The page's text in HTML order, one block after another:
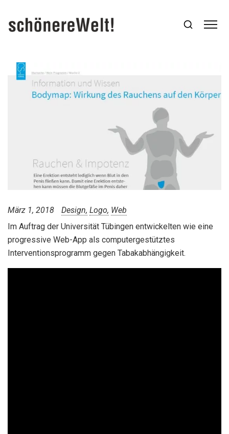
März 1, 2018 Design Logo Web
Im Auftrag der Universität Tübingen entwickelten wie eine
progressive Web-App als computergestütztes
Interventionsprogramm gegen Tabakabhängigkeit.